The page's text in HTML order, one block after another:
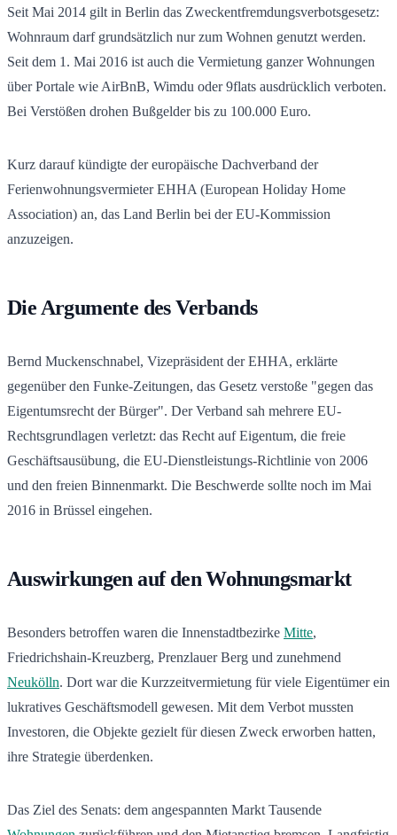
Seit Mai 2014 gilt in Berlin das Zweckentfremdungsverbotsgesetz:
Wohnraum darf grundsätzlich nur zum Wohnen genutzt werden.
Seit dem 1. Mai 2016 ist auch die Vermietung ganzer Wohnungen
über Portale wie AirBnB, Wimdu oder 9flats ausdrücklich verboten.
Bei Verstößen drohen Bußgelder bis zu 100.000 Euro.
Kurz darauf kündigte der europäische Dachverband der
Ferienwohnungsvermieter EHHA (European Holiday Home
Association) an, das Land Berlin bei der EU-Kommission
anzuzeigen.
Die Argumente des Verbands
Bernd Muckenschnabel, Vizepräsident der EHHA, erklärte
gegenüber den Funke-Zeitungen, das Gesetz verstoße "gegen das
Eigentumsrecht der Bürger". Der Verband sah mehrere EU-
Rechtsgrundlagen verletzt: das Recht auf Eigentum, die freie
Geschäftsausübung, die EU-Dienstleistungs-Richtlinie von 2006
und den freien Binnenmarkt. Die Beschwerde sollte noch im Mai
2016 in Brüssel eingehen.
Auswirkungen auf den Wohnungsmarkt
Besonders betroffen waren die Innenstadtbezirke Mitte,
Friedrichshain-Kreuzberg, Prenzlauer Berg und zunehmend
Neukölln. Dort war die Kurzzeitvermietung für viele Eigentümer ein
lukratives Geschäftsmodell gewesen. Mit dem Verbot mussten
Investoren, die Objekte gezielt für diesen Zweck erworben hatten,
ihre Strategie überdenken.
Das Ziel des Senats: dem angespannten Markt Tausende